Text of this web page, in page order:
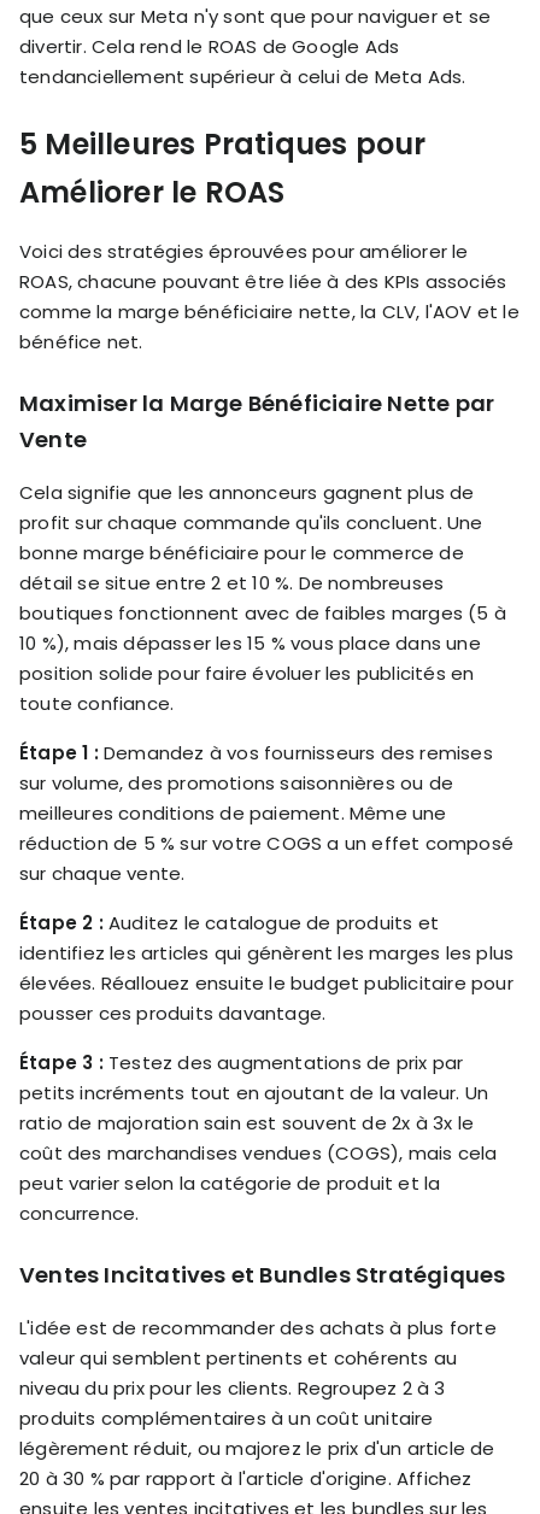
que ceux sur Meta n'y sont que pour naviguer et se
divertir. Cela rend le ROAS de Google Ads
tendanciellement supérieur à celui de Meta Ads.
5 Meilleures Pratiques pour
Améliorer le ROAS
Voici des stratégies éprouvées pour améliorer le
ROAS, chacune pouvant être liée à des KPIs associés
comme la marge bénéficiaire nette, la CLV, l'AOV et le
bénéfice net.
Maximiser la Marge Bénéficiaire Nette par
Vente
Cela signifie que les annonceurs gagnent plus de
profit sur chaque commande qu'ils concluent. Une
bonne marge bénéficiaire pour le commerce de
détail se situe entre 2 et 10 %. De nombreuses
boutiques fonctionnent avec de faibles marges (5 à
10 %), mais dépasser les 15 % vous place dans une
position solide pour faire évoluer les publicités en
toute confiance.
Étape 1 :Demandez à vos fournisseurs des remises
sur volume, des promotions saisonnières ou de
meilleures conditions de paiement. Même une
réduction de 5 % sur votre COGS a un effet composé
sur chaque vente.
Étape 2 :Auditez le catalogue de produits et
identifiez les articles qui génèrent les marges les plus
élevées. Réallouez ensuite le budget publicitaire pour
pousser ces produits davantage.
Étape 3 :Testez des augmentations de prix par
petits incréments tout en ajoutant de la valeur. Un
ratio de majoration sain est souvent de 2x à 3x le
coût des marchandises vendues (COGS), mais cela
peut varier selon la catégorie de produit et la
concurrence.
Ventes Incitatives et Bundles Stratégiques
L'idée est de recommander des achats à plus forte
valeur qui semblent pertinents et cohérents au
niveau du prix pour les clients. Regroupez 2 à 3
produits complémentaires à un coût unitaire
légèrement réduit, ou majorez le prix d'un article de
20 à 30 % par rapport à l'article d'origine. Affichez
ensuite les ventes incitatives et les bundles sur les